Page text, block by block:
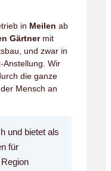
in Meilen ab
Gärtnermit
und zwar in
Anstellung. Wir
die ganze
Mensch an
und bietet als
für